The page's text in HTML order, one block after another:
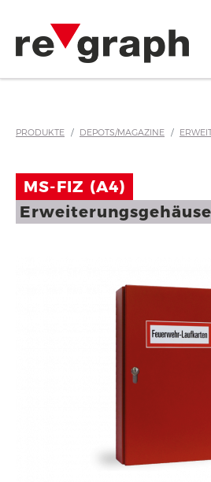
Zubehör und Hinweisaufkleber
PRODUKTE DEPOTS/MAGAZINE
MS-FIZ (A4)
Erweiterungsgehäuse